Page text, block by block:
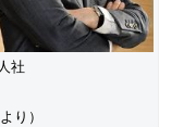
社
り）